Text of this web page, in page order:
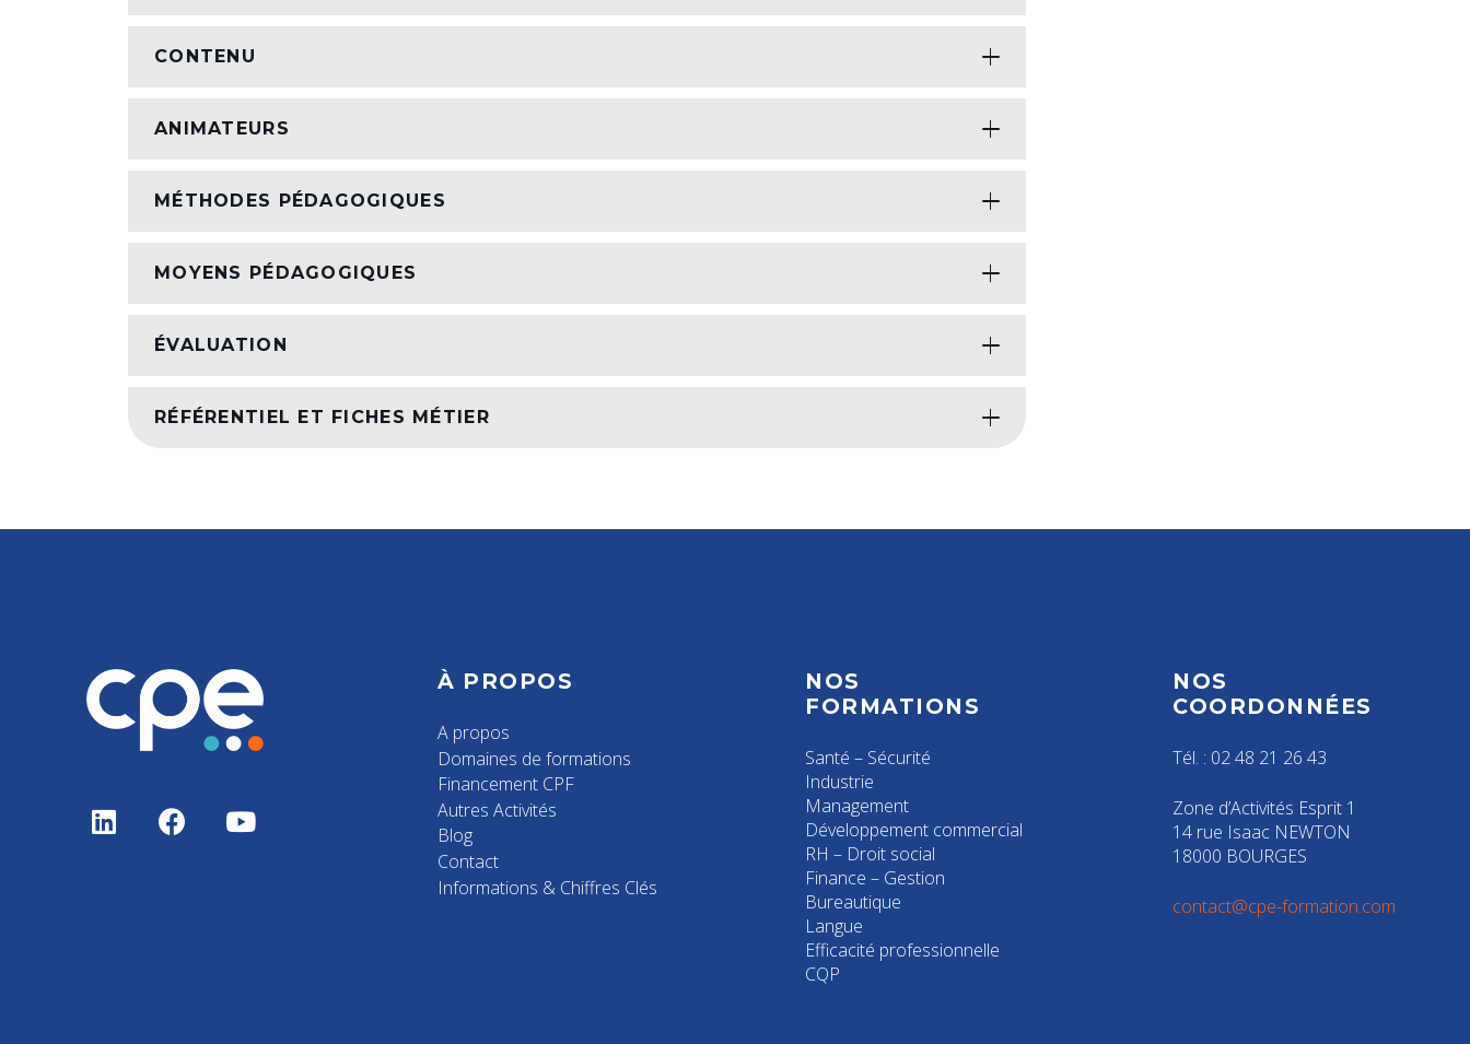
CONTENU
ANIMATEURS
MÉTHODES PÉDAGOGIQUES
MOYENS PÉDAGOGIQUES
ÉVALUATION
RÉFÉRENTIEL ET FICHES MÉTIER
À PROPOS
A propos
Domaines de formations
Financement CPF
Autres Activités
Blog
Contact
Informations & Chiffres Clés
NOS
FORMATIONS
Santé – Sécurité
Industrie
Management
Développement commercial
RH – Droit social
Finance – Gestion
Bureautique
Langue
Efficacité professionnelle
CQP
NOS
COORDONNÉES
Tél. : 02 48 21 26 43
Zone d’Activités Esprit 1
14 rue Isaac NEWTON
18000 BOURGES
contact@cpe-formation.com